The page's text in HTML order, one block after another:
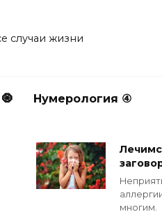
случаи жизни
Нумерология ④
многим.